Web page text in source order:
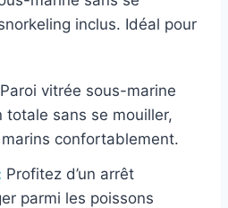
inclus. Idéal pour
Paroi vitrée sous-marine
totale sans se mouiller,
confortablement.
Profitez d’un arrêt
parmi les poissons